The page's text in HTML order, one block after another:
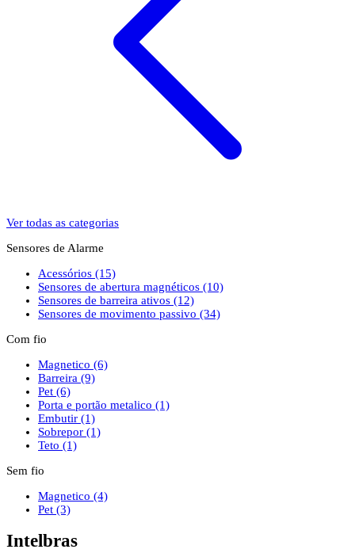
Ver todas as categorias
Sensores de Alarme
Acessórios (15)
Sensores de abertura magnéticos (10)
Sensores de barreira ativos (12)
Sensores de movimento passivo (34)
Com fio
Magnetico (6)
Barreira (9)
Pet (6)
Porta e portão metalico (1)
Embutir (1)
Sobrepor (1)
Teto (1)
Sem fio
Magnetico (4)
Pet (3)
Intelbras